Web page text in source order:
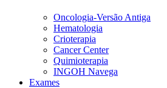
Oncologia-Versão Antiga
Hematologia
Crioterapia
Cancer Center
Quimioterapia
INGOH Navega
Exames